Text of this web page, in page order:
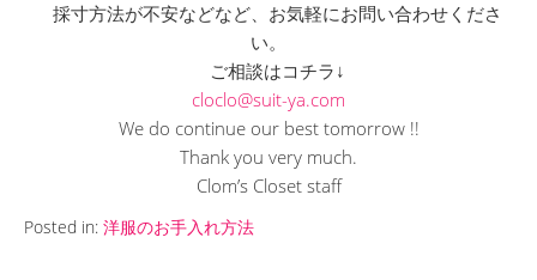
採寸方法が不安などなど、お気軽にお問い合わせくださ
い。
ご相談はコチラ↓
cloclo@suit-ya.com
We do continue our best tomorrow !!
Thank you very much.
Clom’s Closet staff
Posted in: 洋服のお手入れ方法